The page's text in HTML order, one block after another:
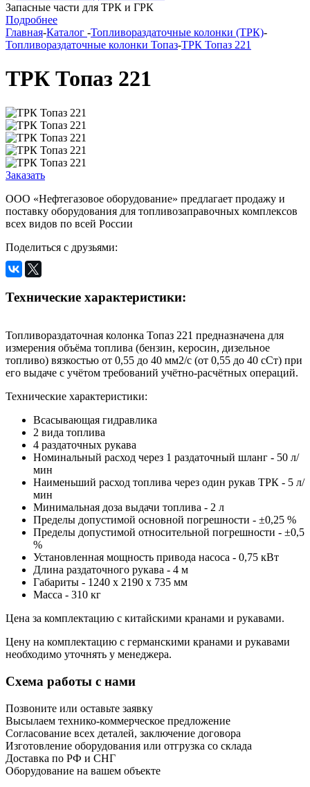
Запасные части для ТРК и ГРК
Подробнее
Главная-Каталог -Топливораздаточные колонки (ТРК)-
Топливораздаточные колонки Топаз-ТРК Топаз 221
ТРК Топаз 221
Заказать
ООО «Нефтегазовое оборудование» предлагает продажу и
поставку оборудования для топливозаправочных комплексов
всех видов по всей России
Поделиться с друзьями:
Технические характеристики:
Топливораздаточная колонка Топаз 221 предназначена для
измерения объёма топлива (бензин, керосин, дизельное
топливо) вязкостью от 0,55 до 40 мм2/с (от 0,55 до 40 сСт) при
его выдаче с учётом требований учётно-расчётных операций.
Технические характеристики:
Всасывающая гидравлика
2 вида топлива
4 раздаточных рукава
Номинальный расход через 1 раздаточный шланг - 50 л/
мин
Наименьший расход топлива через один рукав ТРК - 5 л/
мин
Минимальная доза выдачи топлива - 2 л
Пределы допустимой основной погрешности - ±0,25 %
Пределы допустимой относительной погрешности - ±0,5
%
Установленная мощность привода насоса - 0,75 кВт
Длина раздаточного рукава - 4 м
Габариты - 1240 x 2190 x 735 мм
Масса - 310 кг
Цена за комплектацию с китайскими кранами и рукавами.
Цену на комплектацию с германскими кранами и рукавами
необходимо уточнять у менеджера.
Схема работы с нами
Позвоните или оставьте заявку
Высылаем технико-коммерческое предложение
Согласование всех деталей, заключение договора
Изготовление оборудования или отгрузка со склада
Доставка по РФ и СНГ
Оборудование на вашем объекте